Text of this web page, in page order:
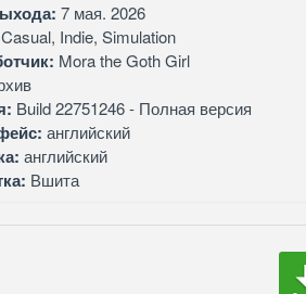
7 мая. 2026
Casual, Indie, Simulation
Mora the Goth Girl
Build 22751246 - Полная версия
английский
английский
Вшита